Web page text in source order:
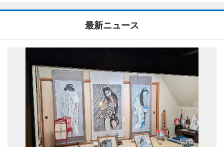
最新ニュース